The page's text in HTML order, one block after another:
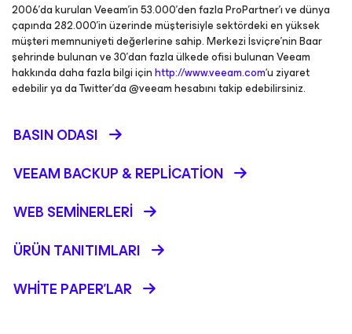
2006’da kurulan Veeam’in 53.000’den fazla ProPartner’ı ve dünya
çapında 282.000’in üzerinde müşterisiyle sektördeki en yüksek
müşteri memnuniyeti değerlerine sahip. Merkezi İsviçre’nin Baar
şehrinde bulunan ve 30’dan fazla ülkede ofisi bulunan Veeam
hakkında daha fazla bilgi içinhttp://www.veeam.com‘u ziyaret
edebilir ya da Twitter’da @veeam hesabını takip edebilirsiniz.
BASIN ODASI
VEEAM BACKUP &REPLICATION
WEB SEMINERLERI
ÜRÜN TANITIMLARI
WHITE PAPER'LAR